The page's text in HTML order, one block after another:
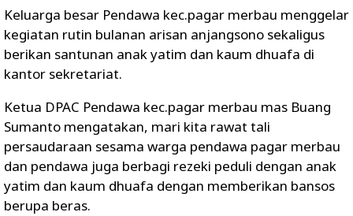
Keluarga besar Pendawa kec.pagar merbau menggelar
kegiatan rutin bulanan arisan anjangsono sekaligus
berikan santunan anak yatim dan kaum dhuafa di
kantor sekretariat.
Ketua DPAC Pendawa kec.pagar merbau mas Buang
Sumanto mengatakan, mari kita rawat tali
persaudaraan sesama warga pendawa pagar merbau
dan pendawa juga berbagi rezeki peduli dengan anak
yatim dan kaum dhuafa dengan memberikan bansos
berupa beras.